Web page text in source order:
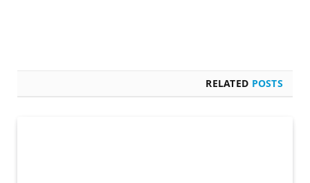
RELATED POSTS